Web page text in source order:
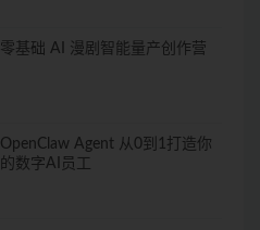
零基础 AI 漫剧智能量产创作营
OpenClaw Agent 从0到1打造你
的数字AI员工